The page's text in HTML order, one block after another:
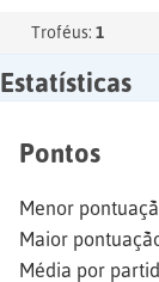
Troféus: 1
Estatísticas
Pontos
Menor
Maior
Média por